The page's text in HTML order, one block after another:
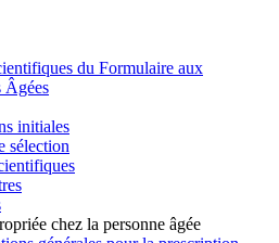
du Formulaire aux
Âgées
initiales
sélection
chez la personne âgée